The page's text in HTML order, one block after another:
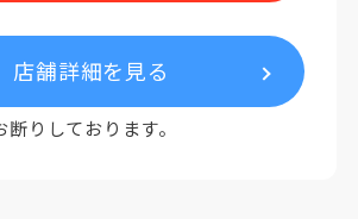
店舗詳細を見る
りしております。